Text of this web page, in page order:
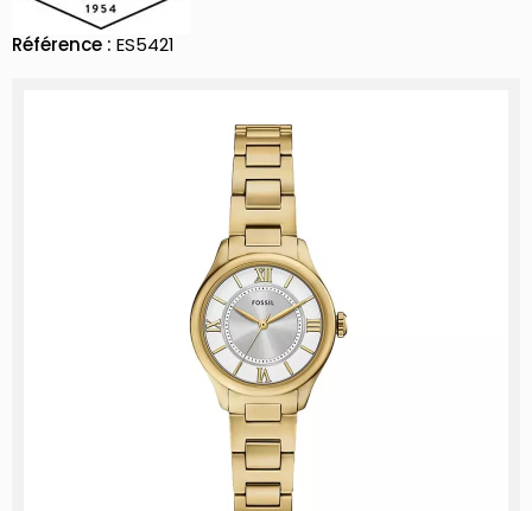
Référence : ES5421